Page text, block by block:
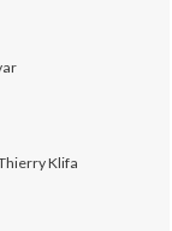
Klifa